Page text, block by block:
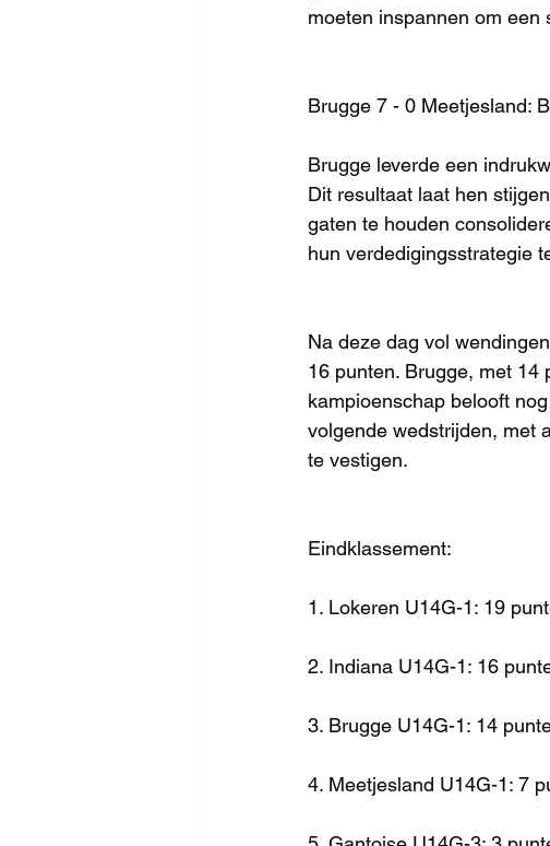
moeten inspannen om een
Brugge 7 - 0 Meetjesland:
Brugge leverde een
Dit resultaat laat hen
gaten te houden
hun verdedigingsstrategie
Na deze dag vol
16 punten. Brugge, met 14
kampioenschap belooft
volgende wedstrijden, met
te vestigen.
Eindklassement:
1. Lokeren U14G-1: 19
2. Indiana U14G-1: 16
3. Brugge U14G-1: 14
4. Meetjesland U14G-1: 7